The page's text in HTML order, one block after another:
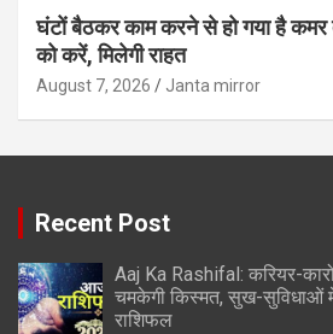
घंटों बैठकर काम करने से हो गया है कमर
को करें, मिलेगी राहत
August 7, 2026 Janta mirror
Recent Post
Aaj Ka Rashifal: करियर-
चमकेगी किस्मत, सुख-सुविधाओं में
राशिफल